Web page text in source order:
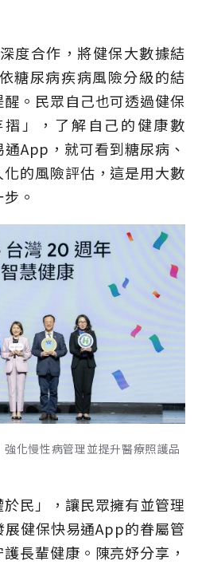
度合作，將健保大數據結
糖尿病疾病風險分級的結
。民眾自己也可透過健保
」，了解自己的健康數
App，就可看到糖尿病、
的風險評估，這是用大數
。
化慢性病管理並提升醫療照護品
民」，讓民眾擁有並管理
健保快易通App的眷屬管
長輩健康。陳亮妤分享，